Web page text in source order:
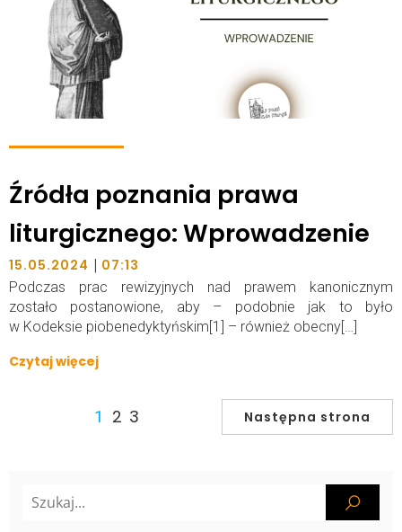
Źródła poznania prawa
liturgicznego: Wprowadzenie
15.05.2024 | 07:13
Podczas prac rewizyjnych nad prawem kanonicznym
zostało postanowione, aby – podobnie jak to było
w Kodeksie pio­benedyktyńskim[1] – również obecny[…]
Czytaj więcej
1 2 3 Następna strona